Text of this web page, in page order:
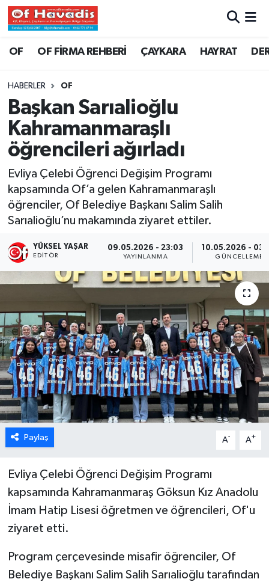
OF OF FİRMA REHBERİ ÇAYKARA HAYRAT
HABERLER OF
Başkan Sarıalioğlu
Kahramanmaraşlı
öğrencileri ağırladı
Evliya Çelebi Öğrenci Değişim Programı
kapsamında Of’a gelen Kahramanmaraşlı
öğrenciler, Of Belediye Başkanı Salim Salih
Sarıalioğlu’nu makamında ziyaret ettiler.
YÜKSEL YAŞAR
EDITÖR
09.05.2026 - 23:03
YAYINLANMA
10.05.2026 -
GÜNCELLEME
Paylaş A- A+
Evliya Çelebi Öğrenci Değişim Programı
kapsamında Kahramanmaraş Göksun Kız Anadolu
İmam Hatip Lisesi öğretmen ve öğrencileri, Of'u
ziyaret etti.
Program çerçevesinde misafir öğrenciler, Of
Belediye Başkanı Salim Salih Sarıalioğlu tarafından
Trabzon Nöbetçi Eczaneler
Trabzon Namaz Vakitleri
Trabzon Trafik Yoğunluk Haritası
Süper Lig Puan Durumu ve Fikstür
Tüm Manşetler
Son Dakika Haberleri
Haber Arşivi